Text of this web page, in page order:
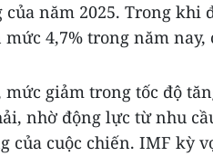
năm 2025. Trong khi
4,7% trong năm
mức giảm trong tốc độ
nhờ động lực từ nhu
của cuộc chiến. IMF kỳ